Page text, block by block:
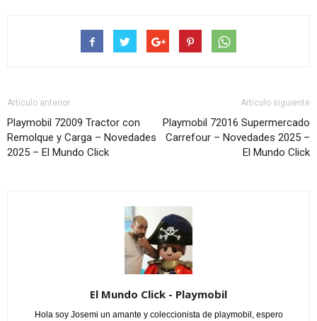
Artículo anterior
Playmobil 72009 Tractor con
Remolque y Carga – Novedades
2025 – El Mundo Click
Artículo siguiente
Playmobil 72016 Supermercado
Carrefour – Novedades 2025 –
El Mundo Click
El Mundo Click - Playmobil
Hola soy Josemi un amante y coleccionista de playmobil, espero